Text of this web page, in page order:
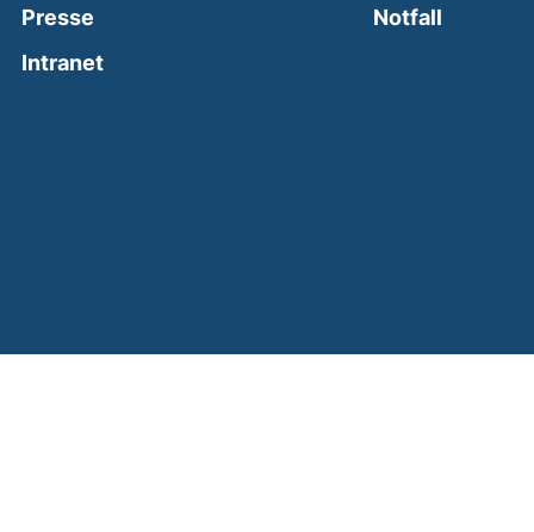
Presse
Intranet(external link, opens in a new window)
Notfall